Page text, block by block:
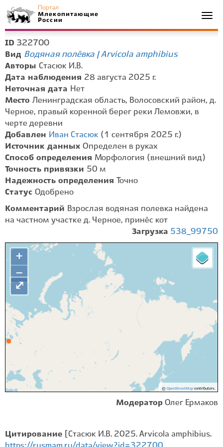
Портал
Млекопитающие
России
ID 322700
Вид Водяная полёвка | Arvicola amphibius
Авторы Стасюк И.В.
Дата наблюдения 28 августа 2025 г.
Неточная дата Нет
Место Ленинградская область, Волосовский район, д.
Черное, правый коренной берег реки Лемовжи, в
черте деревни
Добавлен Иван Стасюк (1 сентября 2025 г.)
Источник данных Определен в руках
Способ определения Морфология (внешний вид)
Точность привязки 50 м
Надежность определения
Точно
Статус Одобрено
Комментарий Взрослая водяная полевка найдена
на частном участке д. Черное, принёс кот
Загрузка 538_99750
+
−
© OpenStreetMapcontributors.
⤢
Модератор Олег Ермаков
Цитирование
[Стасюк И.В. 2025. Arvicola amphibius.